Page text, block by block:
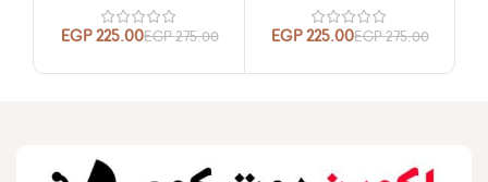
275.00
EGP
225.00
EGP
275.00
EGP
225.00
EGP